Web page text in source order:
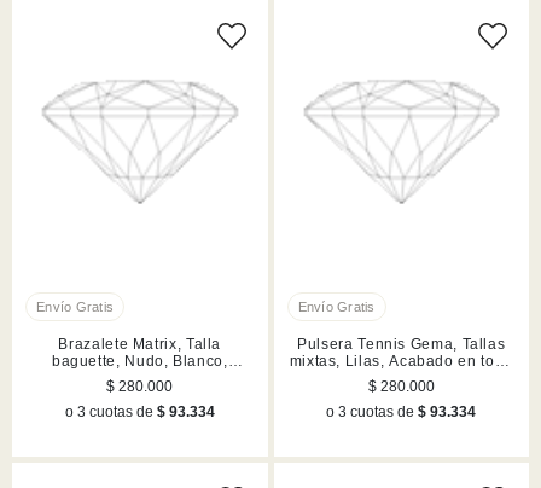
Brazalete Matrix, Talla
baguette, Nudo, Blanco,
Acabado en rodio
$ 280.000
o 3 cuotas de $ 93.334
Pulsera Tennis Gema, Tallas
mixtas, Lilas, Acabado en tono
oro
$ 280.000
o 3 cuotas de$ 93.334